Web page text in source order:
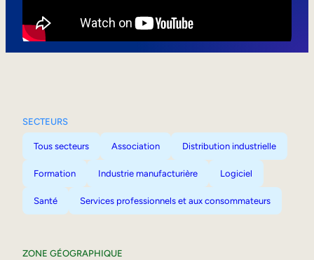
SECTEURS
Tous secteurs Association Distribution industrielle
Formation Industrie manufacturière Logiciel
Santé Services professionnels et aux consommateurs
ZONE GÉOGRAPHIQUE